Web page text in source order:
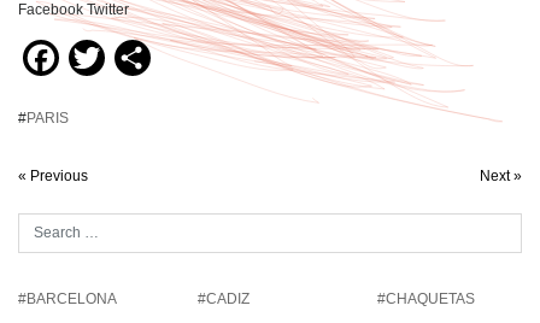
Facebook Twitter
Facebook
TwitterCompartir
#PARIS
« Previous Next »
#BARCELONA #CADIZ
#CHAQUETAS